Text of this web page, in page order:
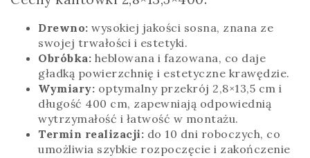
Drewno: wysokiej jakości sosna, znana ze
swojej trwałości i estetyki.
Obróbka: heblowana i fazowana, co daje
gładką powierzchnię i estetyczne krawędzie.
Wymiary: optymalny przekrój 2,8×13,5 cm i
długość 400 cm, zapewniają odpowiednią
wytrzymałość i łatwość w montażu.
Termin realizacji: do 10 dni roboczych, co
umożliwia szybkie rozpoczęcie i zakończenie